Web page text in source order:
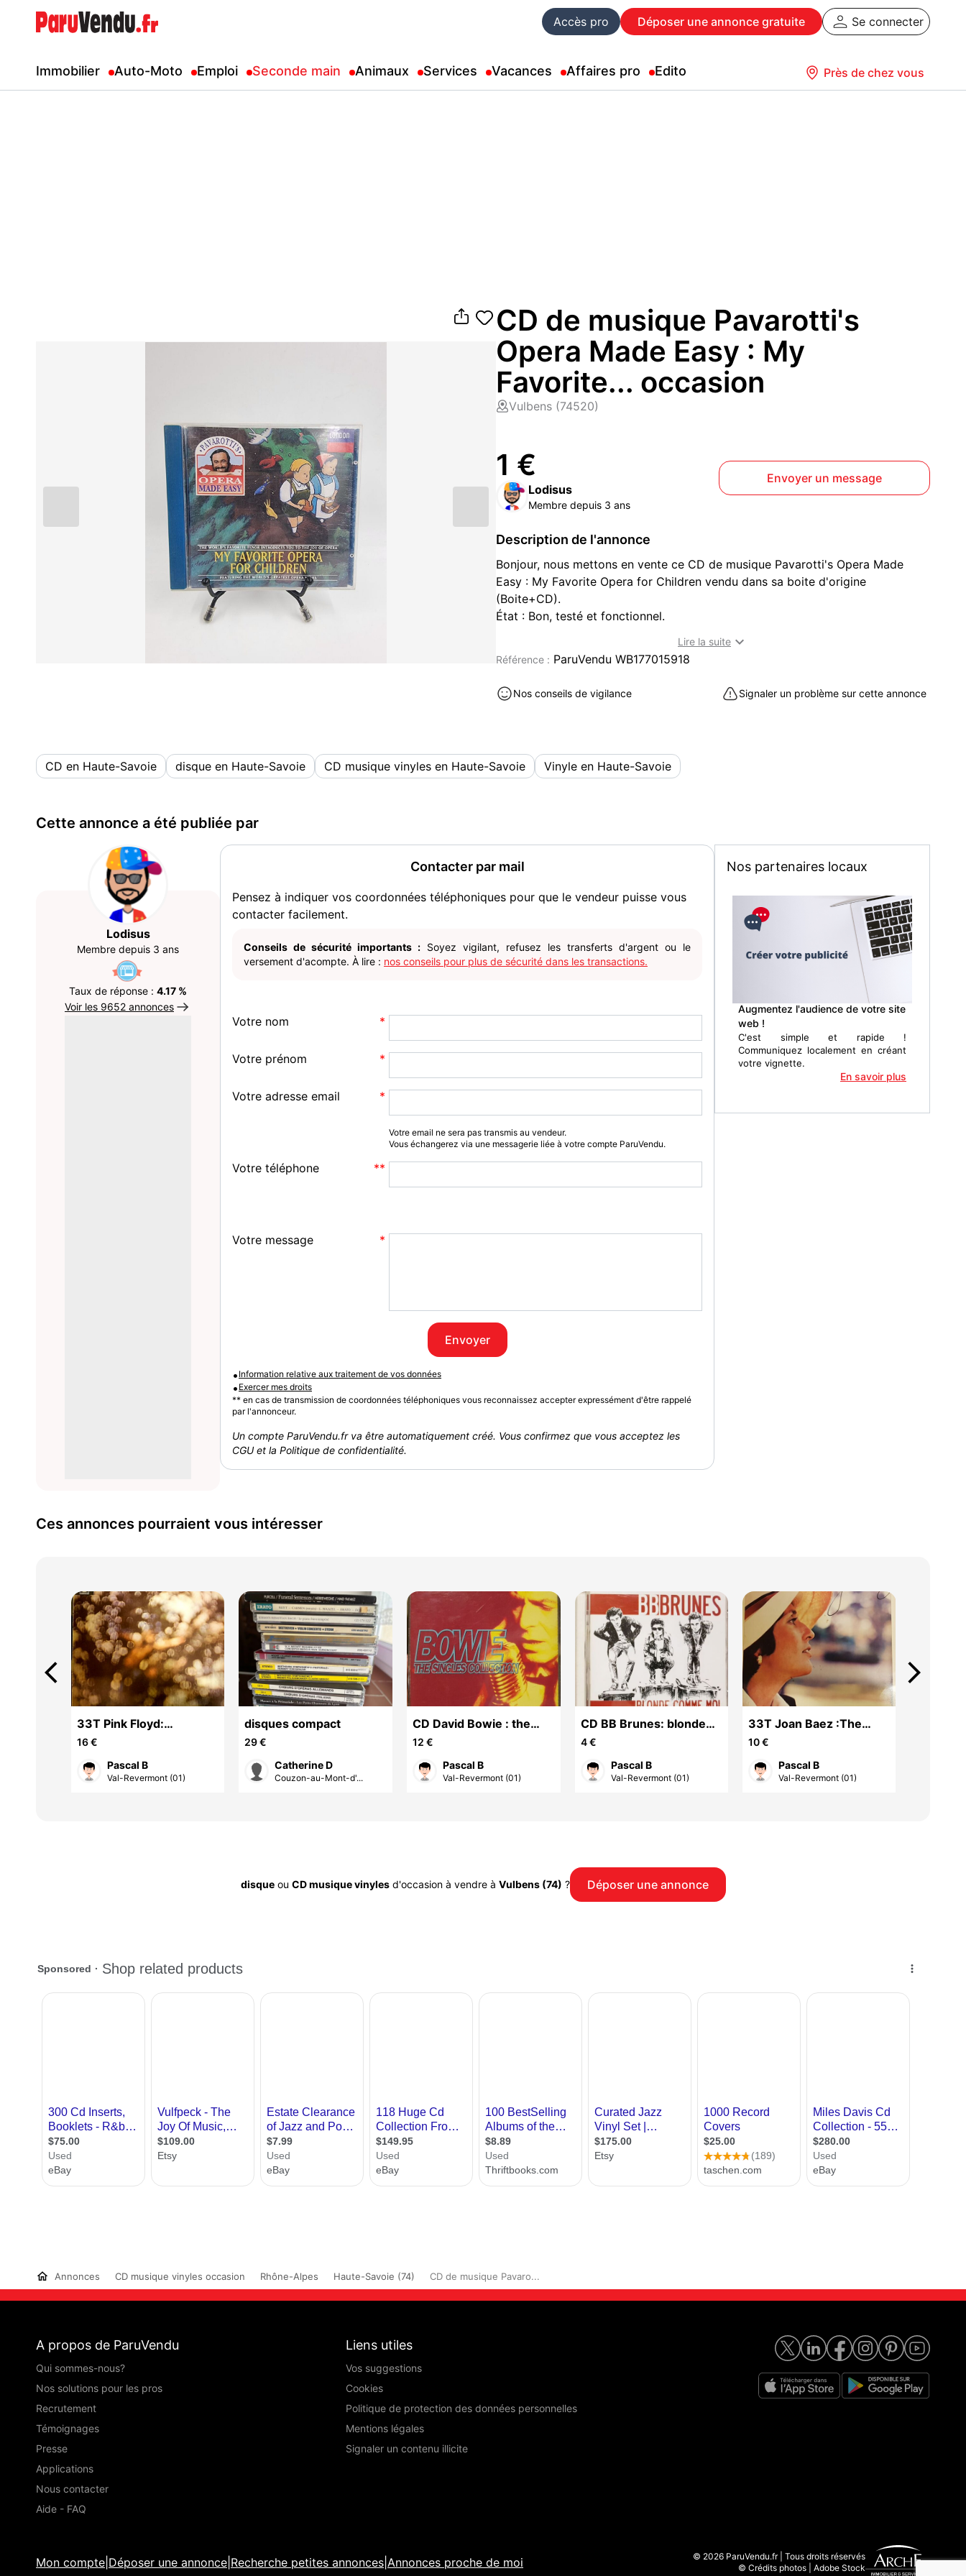
Accès pro Déposer une annonce gratuite Se connecter
Immobilier Auto-Moto Emploi Seconde main Animaux Services Vacances Affaires pro Edito Près de chez vous
CD de musique Pavarotti's
Opera Made Easy : My
Favorite... occasion
Vulbens (74520)
1 €
Lodisus
Membre depuis 3 ans
Envoyer un message
Description de l'annonce
Bonjour, nous mettons en vente ce CD de musique Pavarotti's Opera Made
Easy : My Favorite Opera for Children vendu dans sa boite d'origine
(Boite+CD).
État : Bon, testé et fonctionnel.
de jeux vidéo et produits gaming en tout genre (Jeux
vidéo/Figurines/Films/Musique/Livres/Objets dérivés/Jouets/autres).
Étant donné que Paru Vendu est un site voie de disparition et que aucune
application avec notifications n'est disponible, nous vous conseillons de nous
fassions une annonce personnalisée exclusivement pour vous et que l'on
recalcule les frais de port.
Lire la suite 
Référence : ParuVendu WB177015918
Nos conseils de vigilance Signaler un problème sur cette annonce
CD en Haute-Savoie disque en Haute-Savoie CD musique vinyles en Haute-Savoie Vinyle en Haute-Savoie
Cette annonce a été publiée par
Lodisus
Membre depuis 3 ans
Taux de réponse : 4.17 %
Voir les 9652 annonces
Contacter par mail
Pensez à indiquer vos coordonnées téléphoniques pour que le vendeur puisse vous
contacter facilement.
Conseils de sécurité importants : Soyez vigilant, refusez les transferts d'argent ou le
versement d'acompte. À lire : nos conseils pour plus de sécurité dans les transactions.
Votre nom
Votre prénom
Votre adresse email
Votre email ne sera pas transmis au vendeur.
Vous échangerez via une messagerie liée à votre compte ParuVendu.
Votre téléphone
Votre message
Envoyer
• Information relative aux traitement de vos données
• Exercer mes droits
** en cas de transmission de coordonnées téléphoniques vous reconnaissez accepter expressément d'être rappelé
par l'annonceur.
Un compte ParuVendu.fr va être automatiquement créé. Vous confirmez que vous acceptez les
CGU et la Politique de confidentialité.
Nos partenaires locaux
Augmentez l'audience de votre site
web !
C'est simple et rapide !
Communiquez localement en créant
votre vignette.
En savoir plus
Ces annonces pourraient vous intéresser
33T Pink Floyd:
Obscured By Clouds
16 €
Pascal B
Val-Revermont (01)
disques compact
29 €
Catherine D
Couzon-au-Mont-d'...
CD David Bowie : the
singles collection
12 €
Pascal B
Val-Revermont (01)
CD BB Brunes: blonde
comme moi
4 €
Pascal B
Val-Revermont (01)
33T Joan Baez :The
Best Of
10 €
Pascal B
Val-Revermont (01)
arrow_back_ios arrow_forward_ios
disqueou CD musique vinylesd'occasion à vendre à Vulbens (74) ? Déposer une annonce
Annonces CD musique vinyles occasion Rhône-Alpes Haute-Savoie (74) CD de musique Pavaro...
A propos de ParuVendu
Qui sommes-nous?
Nos solutions pour les pros
Recrutement
Témoignages
Presse
Applications
Nous contacter
Aide - FAQ
Liens utiles
Vos suggestions
Cookies
Politique de protection des données personnelles
Mentions légales
Signaler un contenu illicite
Mon compte Déposer une annonce Recherche petites annonces Annonces proche de moi
© 2026 ParuVendu.fr | Tous droits réservés
© Crédits photos | Adobe Stock